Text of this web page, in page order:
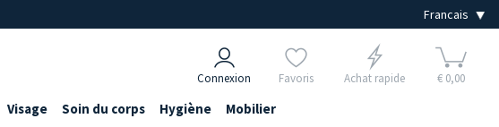
Connexion Favoris Achat rapide € 0,00
Visage Soin du corps Hygiène Mobilier